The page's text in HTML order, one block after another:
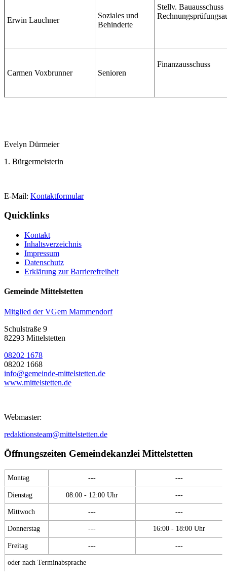
Erwin Lauchner
Soziales und
Behinderte
Stellv. Bauausschuss
Carmen Voxbrunner Senioren
Finanzausschuss
Evelyn Dürmeier
1. Bürgermeisterin
E-Mail: Kontaktformular
Quicklinks
Kontakt
Inhaltsverzeichnis
Impressum
Datenschutz
Erklärung zur Barrierefreiheit
Gemeinde Mittelstetten
Mitglied der VGem Mammendorf
Schulstraße 9
82293 Mittelstetten
08202 1678
08202 1668
info@gemeinde-mittelstetten.de
www.mittelstetten.de
Webmaster:
redaktionsteam@mittelstetten.de
Öffnungszeiten Gemeindekanzlei Mittelstetten
Montag --- ---
Dienstag 08:00 - 12:00 Uhr ---
Mittwoch --- ---
Donnerstag --- 16:00 - 18:00 Uhr
Freitag --- ---
oder nach Terminabsprache